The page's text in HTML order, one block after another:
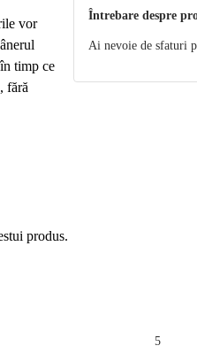
vor
timp ce
fără
lungă de
Întrebare despre
Ai nevoie de sfaturi
produs.
5